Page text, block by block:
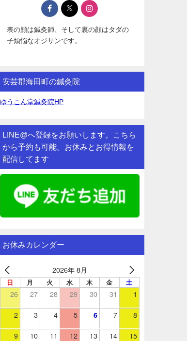
表の顔は鍼灸師、そして裏の顔はタダの
子煩悩なオジサンです。
安芸郡海田町の鍼灸院
ゆうこん堂鍼灸院HP
LINE@へ登録をお願いします。こちら
から予約も可能。お休みとお得情報を
配信してます
お休みカレンダー
2026年 8月
日 月 火 水 木 金 土
26 27 28 29 30 31 1
2 3 4 5 6 7 8
9 10 11 12 13 14 15